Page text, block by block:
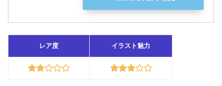
レア度 イラスト魅力